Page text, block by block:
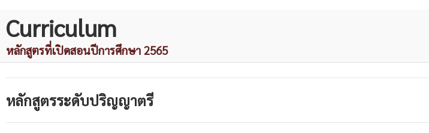
Curriculum
หลักสูตรที่เปิดสอนปีการศึกษา 2565
หลักสูตรระดับปริญญาตรี